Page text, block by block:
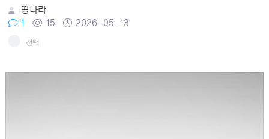
땅나라
1
15 2026-05-13
선택